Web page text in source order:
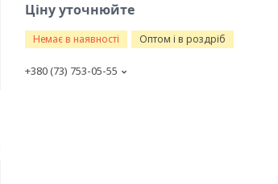
Ціну уточнюйте
Немає в наявності Оптом і в роздріб
+380 (73) 753-05-55